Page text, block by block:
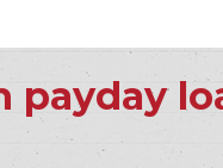
payday